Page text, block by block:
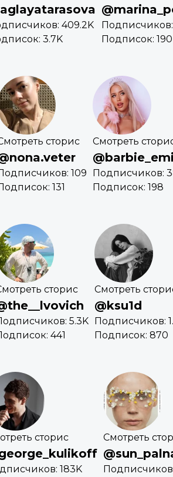
409.2K
3.7K
Подписчиков:
Подписок: 190
сторис
109
131
Смотреть
Подписчиков:
Подписок: 198
сторис
5.3K
441
Смотреть
@ksu1d
Подписчиков:
Подписок: 870
сторис
183K
Смотреть